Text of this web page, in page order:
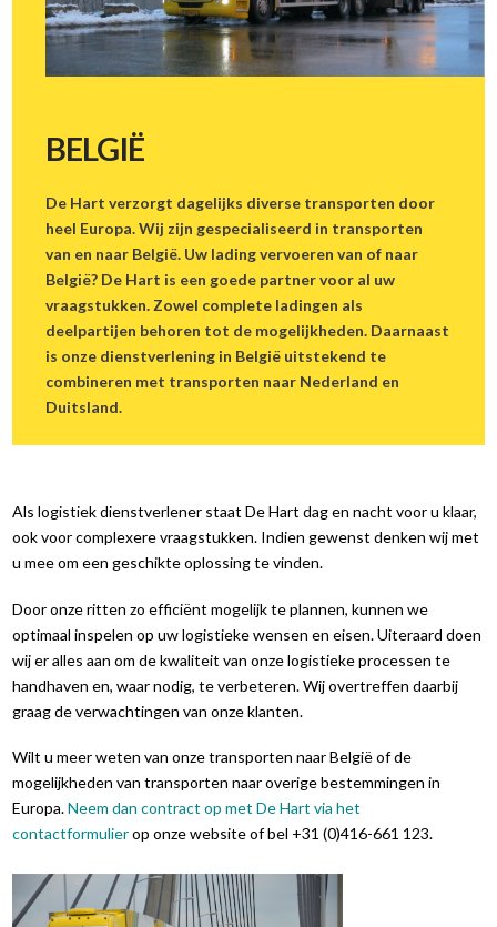
WAAROM DE HART
CERTIFICERING
TRANSPORT
GROUPAGE
WAREHOUSING
WAGENPARK
TRACK & TRACE
WERKEN BIJ
BELGIË
De Hart verzorgt dagelijks diverse transporten door
heel Europa. Wij zijn gespecialiseerd in transporten
van en naar België. Uw lading vervoeren van of naar
België? De Hart is een goede partner voor al uw
vraagstukken. Zowel complete ladingen als
deelpartijen behoren tot de mogelijkheden. Daarnaast
is onze dienstverlening in België uitstekend te
combineren met transporten naar Nederland en
Duitsland.
Als logistiek dienstverlener staat De Hart dag en nacht voor u klaar,
ook voor complexere vraagstukken. Indien gewenst denken wij met
u mee om een geschikte oplossing te vinden.
Door onze ritten zo efficiënt mogelijk te plannen, kunnen we
optimaal inspelen op uw logistieke wensen en eisen. Uiteraard doen
wij er alles aan om de kwaliteit van onze logistieke processen te
handhaven en, waar nodig, te verbeteren. Wij overtreffen daarbij
graag de verwachtingen van onze klanten.
Wilt u meer weten van onze transporten naar België of de
mogelijkheden van transporten naar overige bestemmingen in
Europa.Neem dan contract op met De Hart via het
contactformulierop onze website of bel +31 (0)416-661 123.